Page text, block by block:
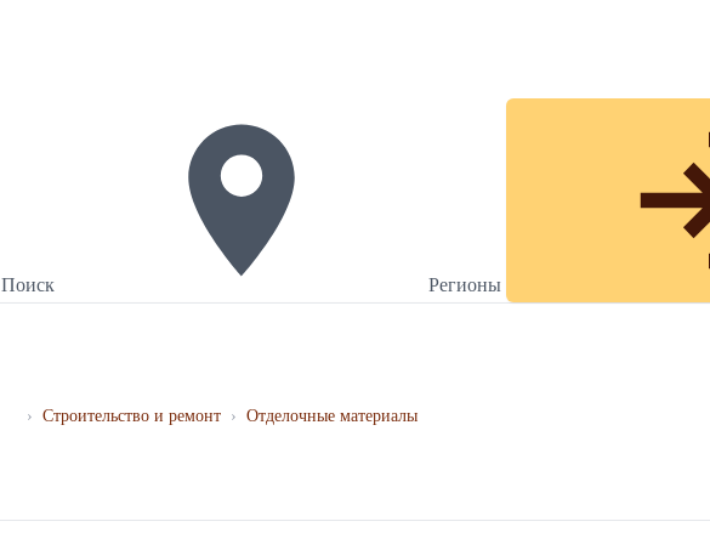
Поиск Регионы
› Строительство и ремонт › Отделочные материалы